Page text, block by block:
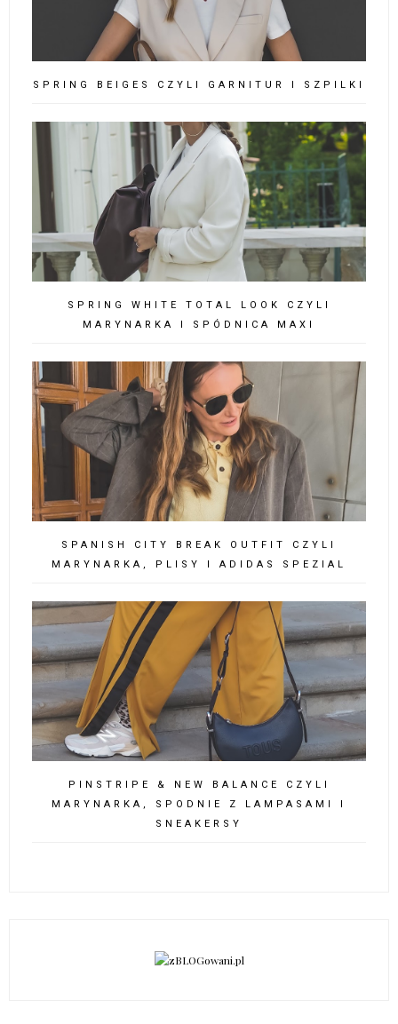
SPRING BEIGES CZYLI GARNITUR I SZPILKI
SPRING WHITE TOTAL LOOK CZYLI
MARYNARKA I SPÓDNICA MAXI
SPANISH CITY BREAK OUTFIT CZYLI
MARYNARKA, PLISY I ADIDAS SPEZIAL
PINSTRIPE & NEW BALANCE CZYLI
MARYNARKA, SPODNIE Z LAMPASAMI I
SNEAKERSY